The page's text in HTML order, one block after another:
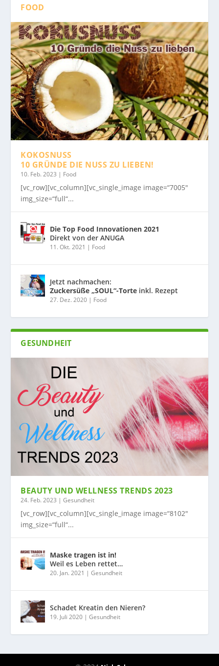
FOOD
KOKOSNUSS
10 GRÜNDE DIE NUSS ZU LIEBEN!
10. Feb. 2023 | Food
[vc_row][vc_column][vc_single_image image=“7005″
img_size=“full“...
Die Top Food Innovationen 2021
Direkt von der ANUGA
11. Okt. 2021 | Food
Jetzt nachmachen:
Zuckersüße „SOUL“-Torte inkl. Rezept
27. Dez. 2020 | Food
GESUNDHEIT
BEAUTY UND WELLNESS TRENDS 2023
24. Feb. 2023 |Gesundheit
[vc_row][vc_column][vc_single_image image=“8102″
img_size=“full“...
Maske tragen ist in!
Weil es Leben rettet…
20. Jan. 2021 |Gesundheit
Schadet Kreatin den Nieren?
19. Juli 2020 |Gesundheit